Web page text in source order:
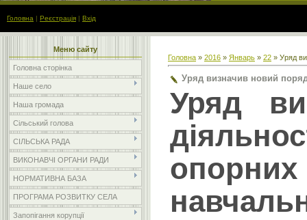
Головна | Реєстрація | Вхід
Меню сайту
Головна сторінка
Наше село
Наша громада
Сільський голова
СІЛЬСЬКА РАДА
ВИКОНАВЧІ ОРГАНИ РАДИ
НОРМАТИВНА БАЗА
ПРОГРАМА РОЗВИТКУ СЕЛА
Запопігання корупції
Головна » 2016 » Январь » 22 » Уряд
Уряд визначив новий
Уряд